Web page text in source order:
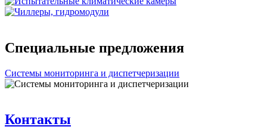
Специальные предложения
Системы мониторинга и диспетчеризации
Контакты